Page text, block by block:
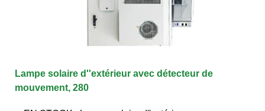
Lampe solaire d''extérieur avec détecteur de
mouvement, 280